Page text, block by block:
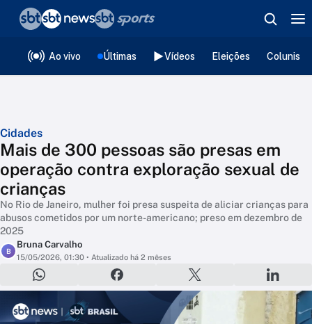
Ao vivo Últimas Vídeos Eleições
Cidades
Mais de 300 pessoas são presas em
operação contra exploração sexual de
crianças
No Rio de Janeiro, mulher foi presa suspeita de aliciar crianças para
abusos cometidos por um norte-americano; preso em dezembro de
2025
B
Bruna Carvalho
15/05/2026, 01:30 • Atualizado há 2 mêses
❮voltar
Editorias